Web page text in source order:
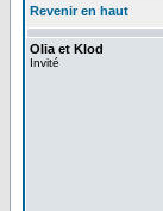
Revenir en haut
Olia et Klod
Invité